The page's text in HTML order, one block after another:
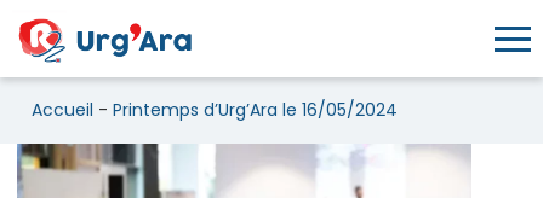
Accueil - Printemps d’Urg’Ara le 16/05/2024